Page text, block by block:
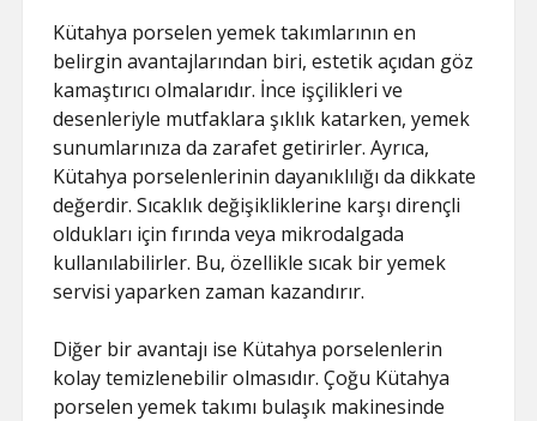
Kütahya porselen yemek takımlarının en
belirgin avantajlarından biri, estetik açıdan göz
kamaştırıcı olmalarıdır. İnce işçilikleri ve
desenleriyle mutfaklara şıklık katarken, yemek
sunumlarınıza da zarafet getirirler. Ayrıca,
Kütahya porselenlerinin dayanıklılığı da dikkate
değerdir. Sıcaklık değişikliklerine karşı dirençli
oldukları için fırında veya mikrodalgada
kullanılabilirler. Bu, özellikle sıcak bir yemek
servisi yaparken zaman kazandırır.
Diğer bir avantajı ise Kütahya porselenlerin
kolay temizlenebilir olmasıdır. Çoğu Kütahya
porselen yemek takımı bulaşık makinesinde